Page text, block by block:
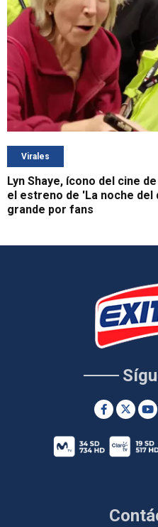
Virales
Lyn Shaye, ícono del cine
el estreno de 'La noche del
grande por fans